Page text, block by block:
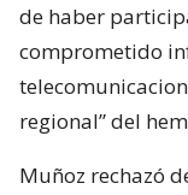
de haber
comprometido
regional” del
Muñoz rechazó